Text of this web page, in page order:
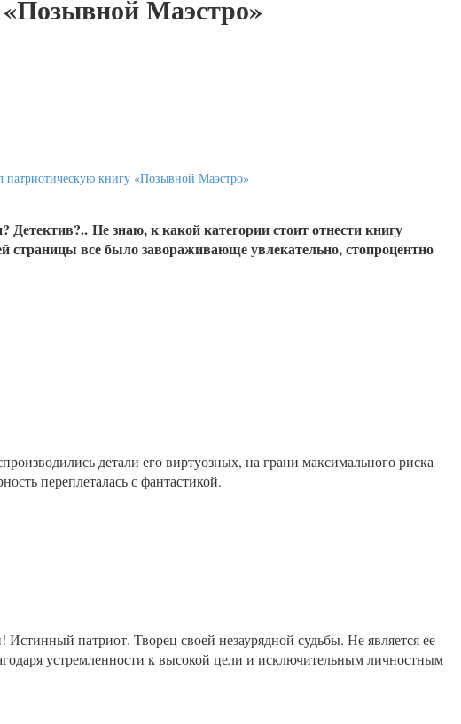
Маэстро»
Детектив?.. Не знаю, к какой категории стоит отнести книгу
страницы все было завораживающе увлекательно, стопроцентно
детали его виртуозных, на грани максимального риска
переплеталась с фантастикой.
патриот. Творец своей незаурядной судьбы. Не является ее
устремленности к высокой цели и исключительным личностным